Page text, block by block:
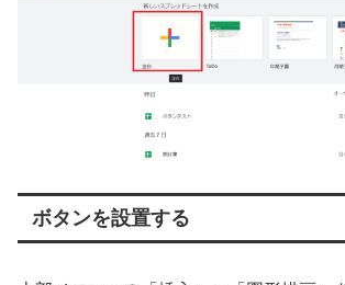
ボタンを設置する